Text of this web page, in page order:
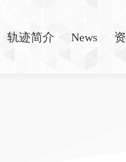
轨迹简介 News